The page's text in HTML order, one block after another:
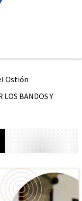
Ostión
LOS BANDOS Y